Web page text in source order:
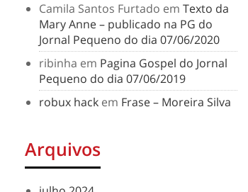
Camila Santos Furtado em Texto da
Mary Anne – publicado na PG do
Jornal Pequeno do dia 07/06/2020
ribinha em Pagina Gospel do Jornal
Pequeno do dia 07/06/2019
robux hack em Frase – Moreira Silva
Arquivos